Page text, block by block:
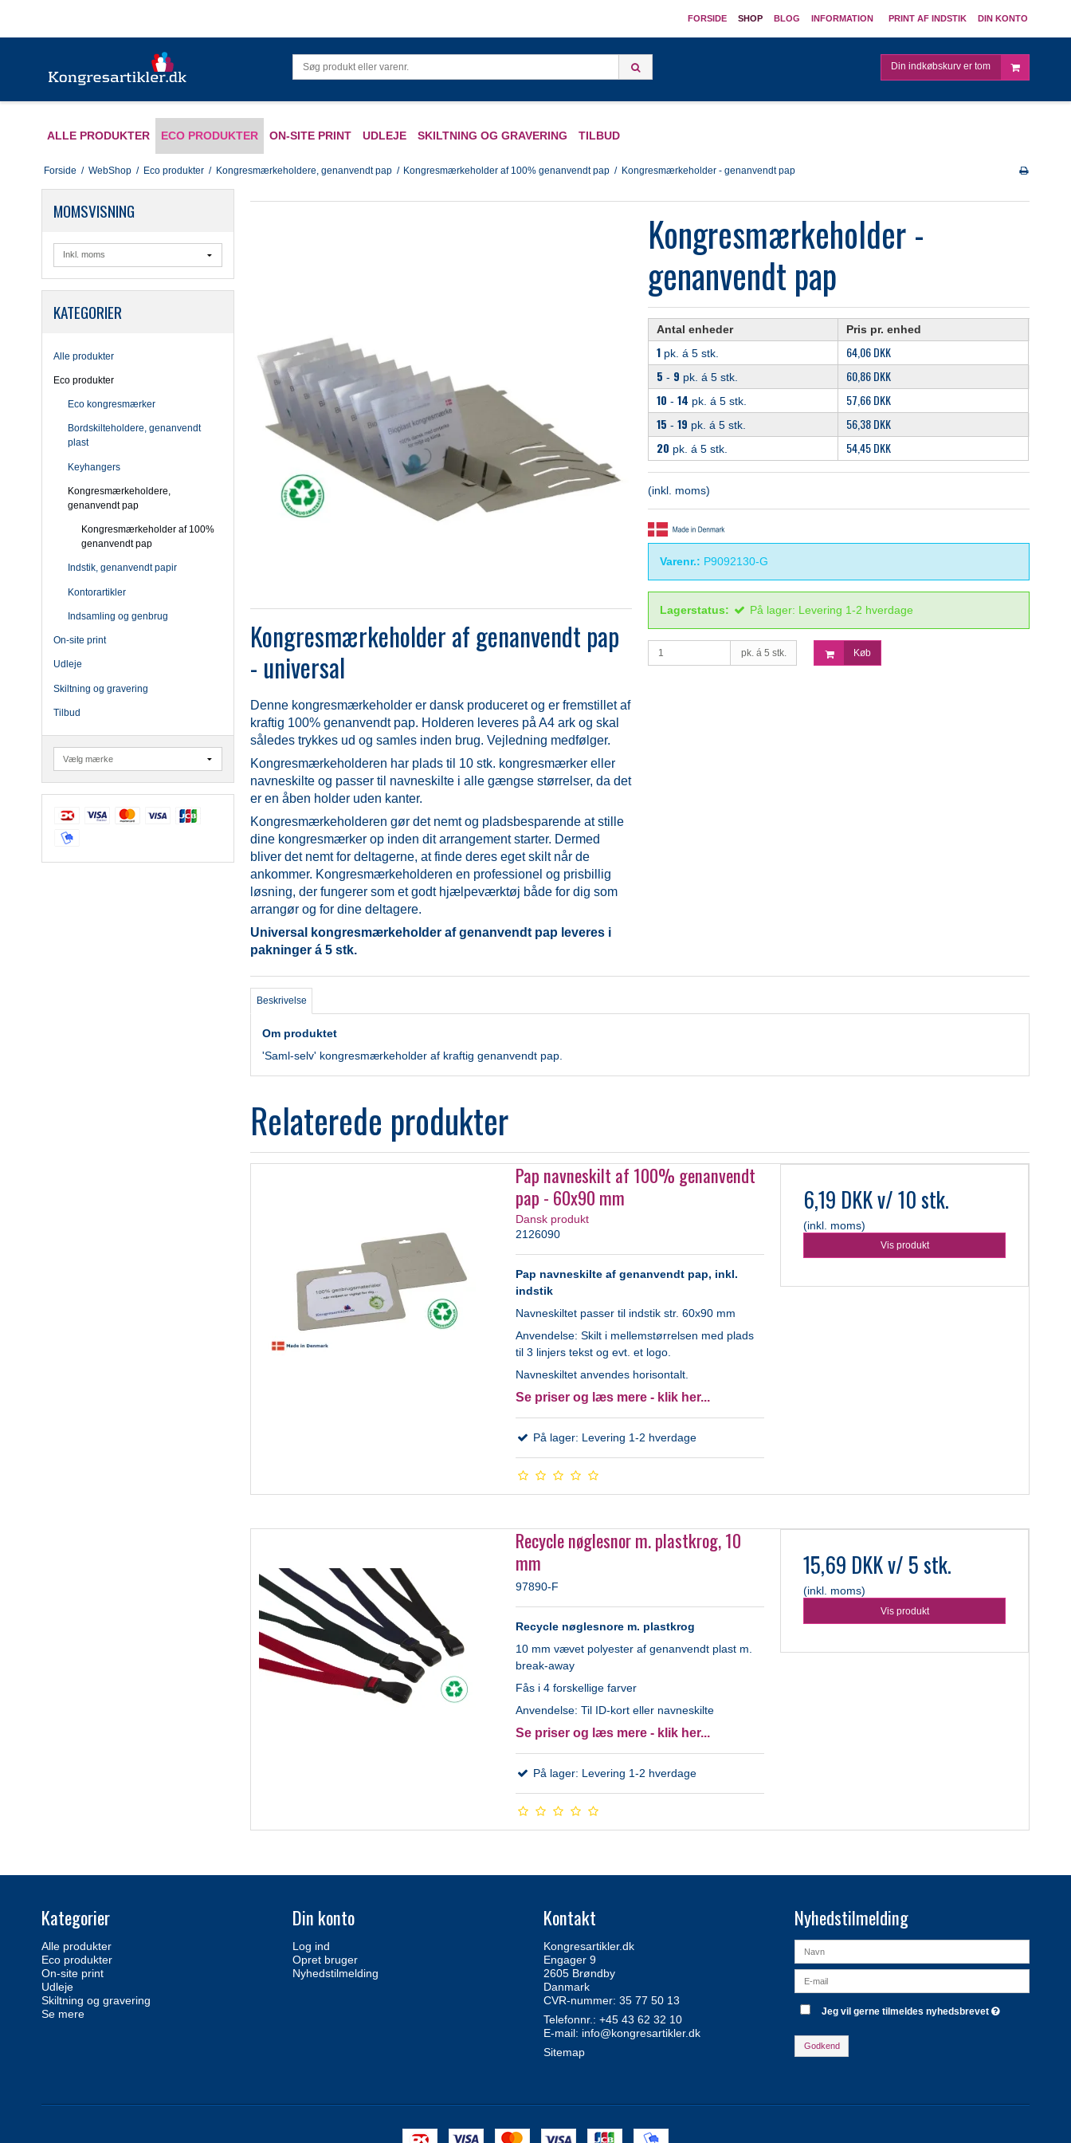
FORSIDE SHOP BLOG INFORMATION PRINT AF INDSTIK DIN KONTO
Din indkøbskurv er tom
ALLE PRODUKTER ECO PRODUKTER ON-SITE PRINT UDLEJE SKILTNING OG GRAVERING TILBUD
Forside / WebShop / Eco produkter / Kongresmærkeholdere, genanvendt pap / Kongresmærkeholder af 100% genanvendt pap / Kongresmærkeholder - genanvendt pap
MOMSVISNING
KATEGORIER
Alle produkter
Eco produkter
Eco kongresmærker
Bordskilteholdere, genanvendt
plast
Keyhangers
Kongresmærkeholdere,
genanvendt pap
Kongresmærkeholder af 100%
genanvendt pap
Indstik, genanvendt papir
Kontorartikler
Indsamling og genbrug
On-site print
Udleje
Skiltning og gravering
Tilbud
Kongresmærkeholder af genanvendt pap
- universal
Denne kongresmærkeholder er dansk produceret og er fremstillet af
kraftig 100% genanvendt pap. Holderen leveres på A4 ark og skal
således trykkes ud og samles inden brug. Vejledning medfølger.
Kongresmærkeholderen har plads til 10 stk. kongresmærker eller
navneskilte og passer til navneskilte i alle gængse størrelser, da det
er en åben holder uden kanter.
Kongresmærkeholderen gør det nemt og pladsbesparende at stille
dine kongresmærker op inden dit arrangement starter. Dermed
bliver det nemt for deltagerne, at finde deres eget skilt når de
ankommer. Kongresmærkeholderen en professionel og prisbillig
løsning, der fungerer som et godt hjælpeværktøj både for dig som
arrangør og for dine deltagere.
Universal kongresmærkeholder af genanvendt pap leveres i
pakninger á 5 stk.
Kongresmærkeholder -
genanvendt pap
Antal enheder Pris pr. enhed
1 pk. á 5 stk.
64,06 DKK
5 - 9 pk. á 5 stk.
60,86 DKK
10 -14 pk. á 5 stk.
57,66 DKK
15 -19 pk. á 5 stk.
56,38 DKK
20 pk. á 5 stk. 54,45 DKK
(inkl. moms)
Varenr.: P9092130-G
Lagerstatus: På lager: Levering 1-2 hverdage
pk. á 5 stk. Køb
Beskrivelse
Om produktet
'Saml-selv' kongresmærkeholder af kraftig genanvendt pap.
Relaterede produkter
Pap navneskilt af 100% genanvendt
pap - 60x90 mm
Dansk produkt
2126090
Pap navneskilte af genanvendt pap, inkl.
indstik
Navneskiltet passer til indstik str. 60x90 mm
Anvendelse: Skilt i mellemstørrelsen med plads
til 3 linjers tekst og evt. et logo.
Navneskiltet anvendes horisontalt.
Se priser og læs mere - klik her...
På lager: Levering 1-2 hverdage
6,19 DKKv/ 10 stk.
(inkl. moms)
Vis produkt
Recycle nøglesnor m. plastkrog, 10
mm
97890-F
Recycle nøglesnore m. plastkrog
10 mm vævet polyester af genanvendt plast m.
break-away
Fås i 4 forskellige farver
Anvendelse: Til ID-kort eller navneskilte
Se priser og læs mere - klik her...
På lager: Levering 1-2 hverdage
15,69 DKKv/ 5 stk.
(inkl. moms)
Vis produkt
Kategorier
Alle produkter
Eco produkter
On-site print
Udleje
Skiltning og gravering
Se mere
Din konto
Log ind
Opret bruger
Nyhedstilmelding
Kontakt
Kongresartikler.dk
Engager 9
2605 Brøndby
Danmark
CVR-nummer: 35 77 50 13
Telefonnr.: +45 43 62 32 10
E-mail: info@kongresartikler.dk
Sitemap
Nyhedstilmelding
Jeg vil gerne tilmeldes nyhedsbrevet
Godkend